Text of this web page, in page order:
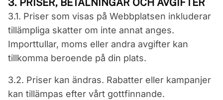
3. PRISER, BETALNINGAR OCH AVGIFTER
3.1. Priser som visas på Webbplatsen inkluderar
tillämpliga skatter om inte annat anges.
Importtullar, moms eller andra avgifter kan
tillkomma beroende på din plats.
3.2. Priser kan ändras. Rabatter eller kampanjer
kan tillämpas efter vårt gottfinnande.